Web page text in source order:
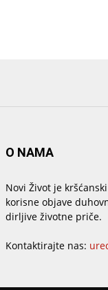
O NAMA
Novi Život je
korisne objave
dirljive životne priče.
Kontaktirajte nas: